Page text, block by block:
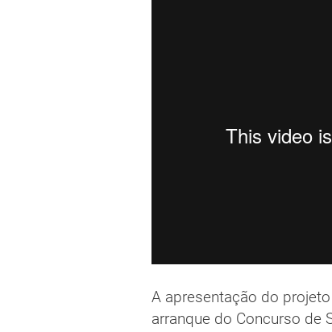
A apresentação do
arranque do Concurso de